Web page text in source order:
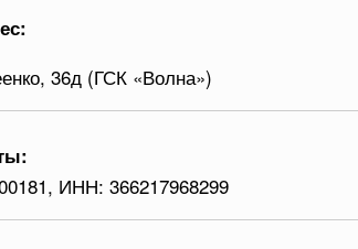
36д (ГСК «Волна»)
ИНН:366217968299